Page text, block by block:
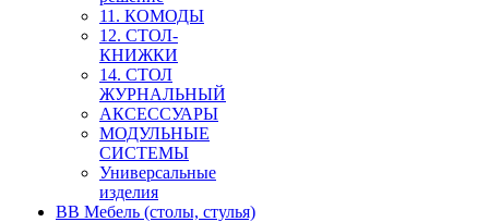
11. КОМОДЫ
12. СТОЛ-
КНИЖКИ
14. СТОЛ
ЖУРНАЛЬНЫЙ
АКСЕССУАРЫ
МОДУЛЬНЫЕ
СИСТЕМЫ
Универсальные
изделия
ВВ Мебель (столы, стулья)